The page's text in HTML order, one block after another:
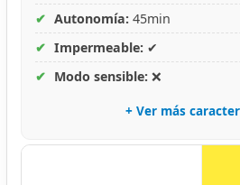
✔ Autonomía: 45min
✔ Impermeable: ✔
✔ Modo sensible: ❌
+ Ver más